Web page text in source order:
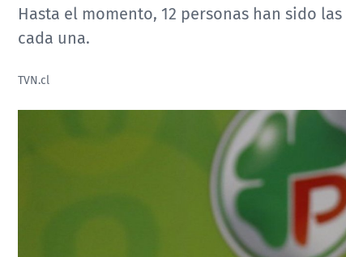
Hasta el momento, 12 personas han sido
cada una.
TVN.cl